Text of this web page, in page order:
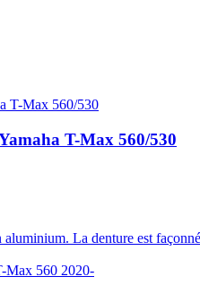
T-Max 560/530
La denture est